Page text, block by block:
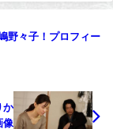
野々子！プロフィー
か
像